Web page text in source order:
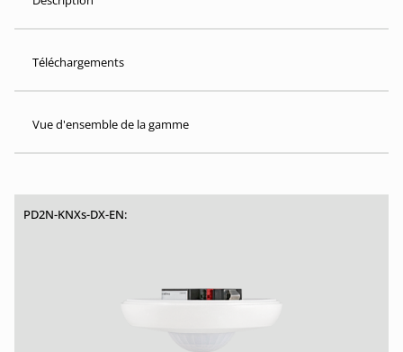
Téléchargements
Vue d'ensemble de la gamme